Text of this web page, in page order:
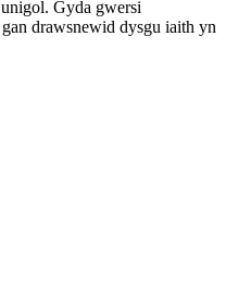
Gyda gwersi
drawsnewid dysgu iaith yn